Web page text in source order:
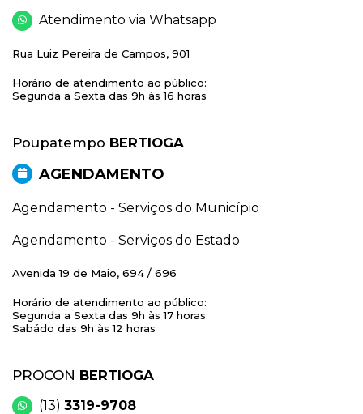
Atendimento via Whatsapp
Rua Luiz Pereira de Campos, 901
Horário de atendimento ao público:
Segunda a Sexta das 9h às 16 horas
Poupatempo BERTIOGA
AGENDAMENTO
Agendamento - Serviços do Município
Agendamento - Serviços do Estado
Avenida 19 de Maio, 694 / 696
Horário de atendimento ao público:
Segunda a Sexta das 9h às 17 horas
Sabádo das 9h às 12 horas
PROCON BERTIOGA
(13) 3319-9708